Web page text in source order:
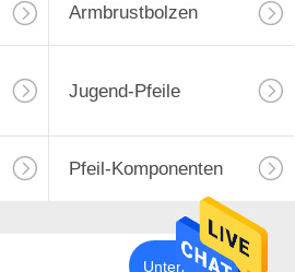
Armbrustbolzen
Jugend-Pfeile
Pfeil-Komponenten
Unterzeichnen